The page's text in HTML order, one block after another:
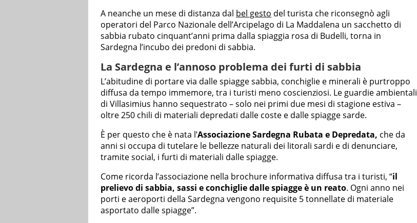
A neanche un mese di distanza dal bel gesto del turista che riconsegnò agli
operatori del Parco Nazionale dell’Arcipelago di La Maddalena un sacchetto di
sabbia rubato cinquant’anni prima dalla spiaggia rosa di Budelli, torna in
Sardegna l’incubo dei predoni di sabbia.
La Sardegna e l’annoso problema dei furti di sabbia
L’abitudine di portare via dalle spiagge sabbia, conchiglie e minerali è purtroppo
diffusa da tempo immemore, tra i turisti meno coscienziosi. Le guardie ambientali
di Villasimius hanno sequestrato – solo nei primi due mesi di stagione estiva –
oltre 250 chili di materiali depredati dalle coste e dalle spiagge sarde.
È per questo che è nata l’Associazione Sardegna Rubata e Depredata, che da
anni si occupa di tutelare le bellezze naturali dei litorali sardi e di denunciare,
tramite social, i furti di materiali dalle spiagge.
Come ricorda l’associazione nella brochure informativa diffusa tra i turisti, “il
prelievo di sabbia, sassi e conchiglie dalle spiagge è un reato. Ogni anno nei
porti e aeroporti della Sardegna vengono requisite 5 tonnellate di materiale
asportato dalle spiagge”.